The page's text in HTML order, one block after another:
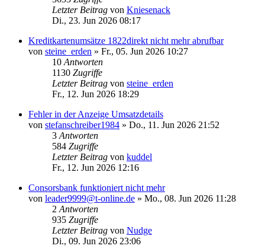
Letzter Beitrag von Kniesenack
Di., 23. Jun 2026 08:17
Kreditkartenumsätze 1822direkt nicht mehr abrufbar
von steine_erden » Fr., 05. Jun 2026 10:27
10 Antworten
1130 Zugriffe
Letzter Beitrag von steine_erden
Fr., 12. Jun 2026 18:29
Fehler in der Anzeige Umsatzdetails
von stefanschreiber1984 » Do., 11. Jun 2026 21:52
3 Antworten
584 Zugriffe
Letzter Beitrag von kuddel
Fr., 12. Jun 2026 12:16
Consorsbank funktioniert nicht mehr
von leader9999@t-online.de » Mo., 08. Jun 2026 11:28
2 Antworten
935 Zugriffe
Letzter Beitrag von Nudge
Di., 09. Jun 2026 23:06